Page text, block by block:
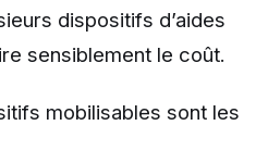
dispositifs d’aides
sensiblement le coût.
mobilisables sont les